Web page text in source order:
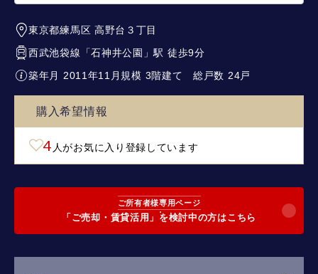
東京都練馬区 高野台３丁目
西武池袋線 「石神井公園 」駅 徒歩9分
築年月 2011年11月規模 3階建て総戸数 24戸
購入希望情報
4 人がお気に入り登録しています
ご所有者様専用ページ
「ご売却・賃貸活用」を検討中の方はこちら